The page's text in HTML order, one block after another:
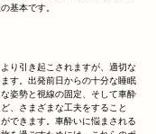
基本です。
り引き起こされますが、適切な
す。出発前日からの十分な睡眠
姿勢と視線の固定、そして車酔
、さまざまな工夫をすること
できます。車酔いに悩まされる